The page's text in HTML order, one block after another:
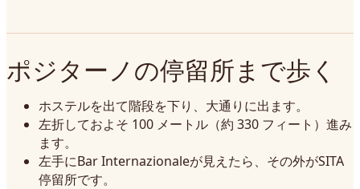
ポジターノの停留所まで歩く
ホステルを出て階段を下り、大通りに出ます。
左折しておよそ 100 メートル（約 330 フィート）進み
ます。
左手にBar Internazionaleが見えたら、その外がSITA
停留所です。